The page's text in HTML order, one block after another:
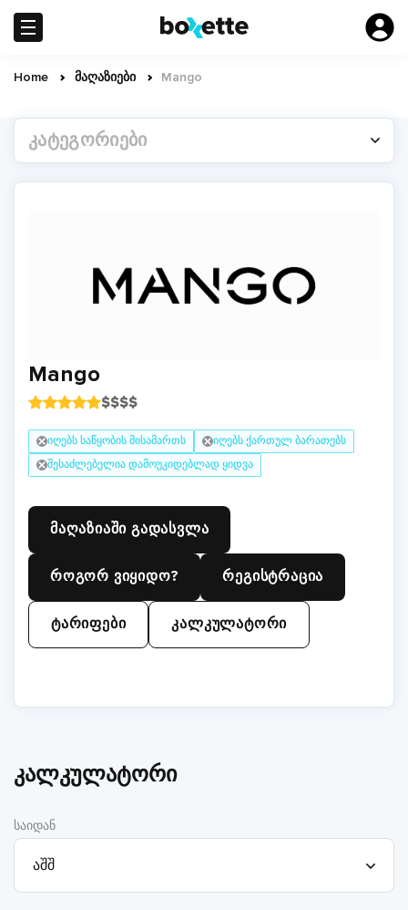
Skip
content
Breadcrumb
Home მაღაზიები Mango
ᲙᲐᲢᲔᲒᲝᲠᲘᲔᲑᲘ
Mango
$$$$
იღებს საწყობის მისამართს
იღებს ქართულ ბარათებს
შესაძლებელია დამოუკიდებლად ყიდვა
მაღაზიაში გადასვლა
როგორ ვიყიდო? რეგისტრაცია
ტარიფები კალკულატორი
კალკულატორი
საიდან